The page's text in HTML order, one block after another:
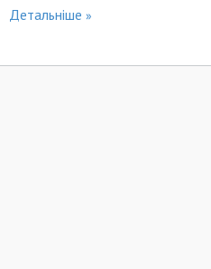
Детальніше